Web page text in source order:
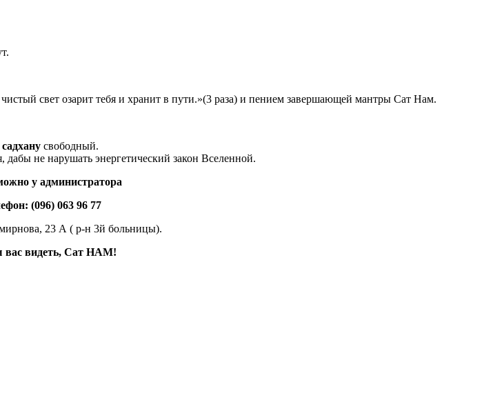
свет озарит тебя и хранит в пути.»(3 раза) и пением завершающей мантры Сат Нам.
свободный.
дабы не нарушать энергетический закон Вселенной.
у администратора
(096) 063 96 77
23 А ( р-н 3й больницы).
вас видеть, Сат НАМ!